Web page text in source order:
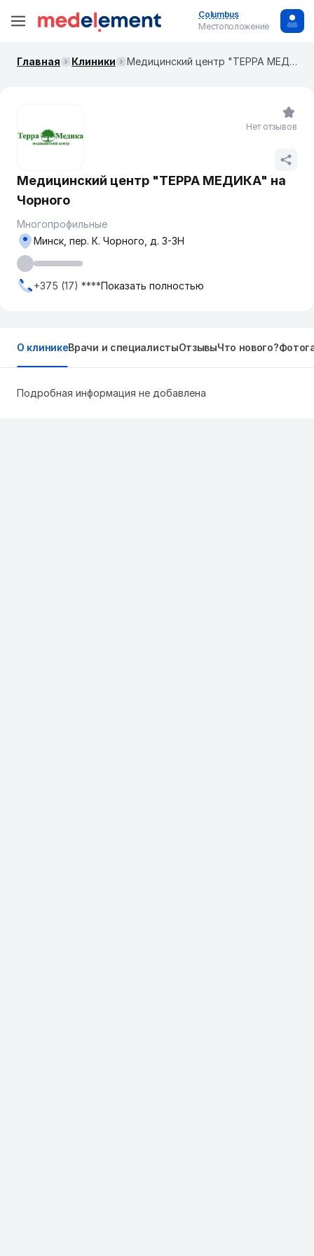
Columbus
Местоположение
Главная Клиники Медицинский центр "ТЕРРА МЕДИКА" на Чорного
Медицинский центр "ТЕРРА МЕДИКА" на
Чорного
Многопрофильные
Минск, пер. К. Чорного, д. 3-3Н
+375 (17) ****Показать полностью
Нет отзывов
О клиникеВрачи и специалистыОтзывыЧто нового?
Подробная информация не добавлена